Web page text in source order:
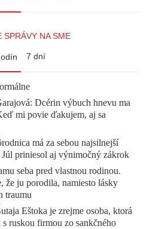
SPRÁVY NA SME
7 dní
Dcérin výbuch hnevu ma
mi povie ďakujem, aj sa
má za sebou najsilnejší
Júl priniesol aj výnimočný zákrok
seba pred vlastnou rodinou.
že ju porodila, namiesto lásky
traumu
Eštoka je zrejme osoba, ktorá
s ruskou firmou zo sankčného